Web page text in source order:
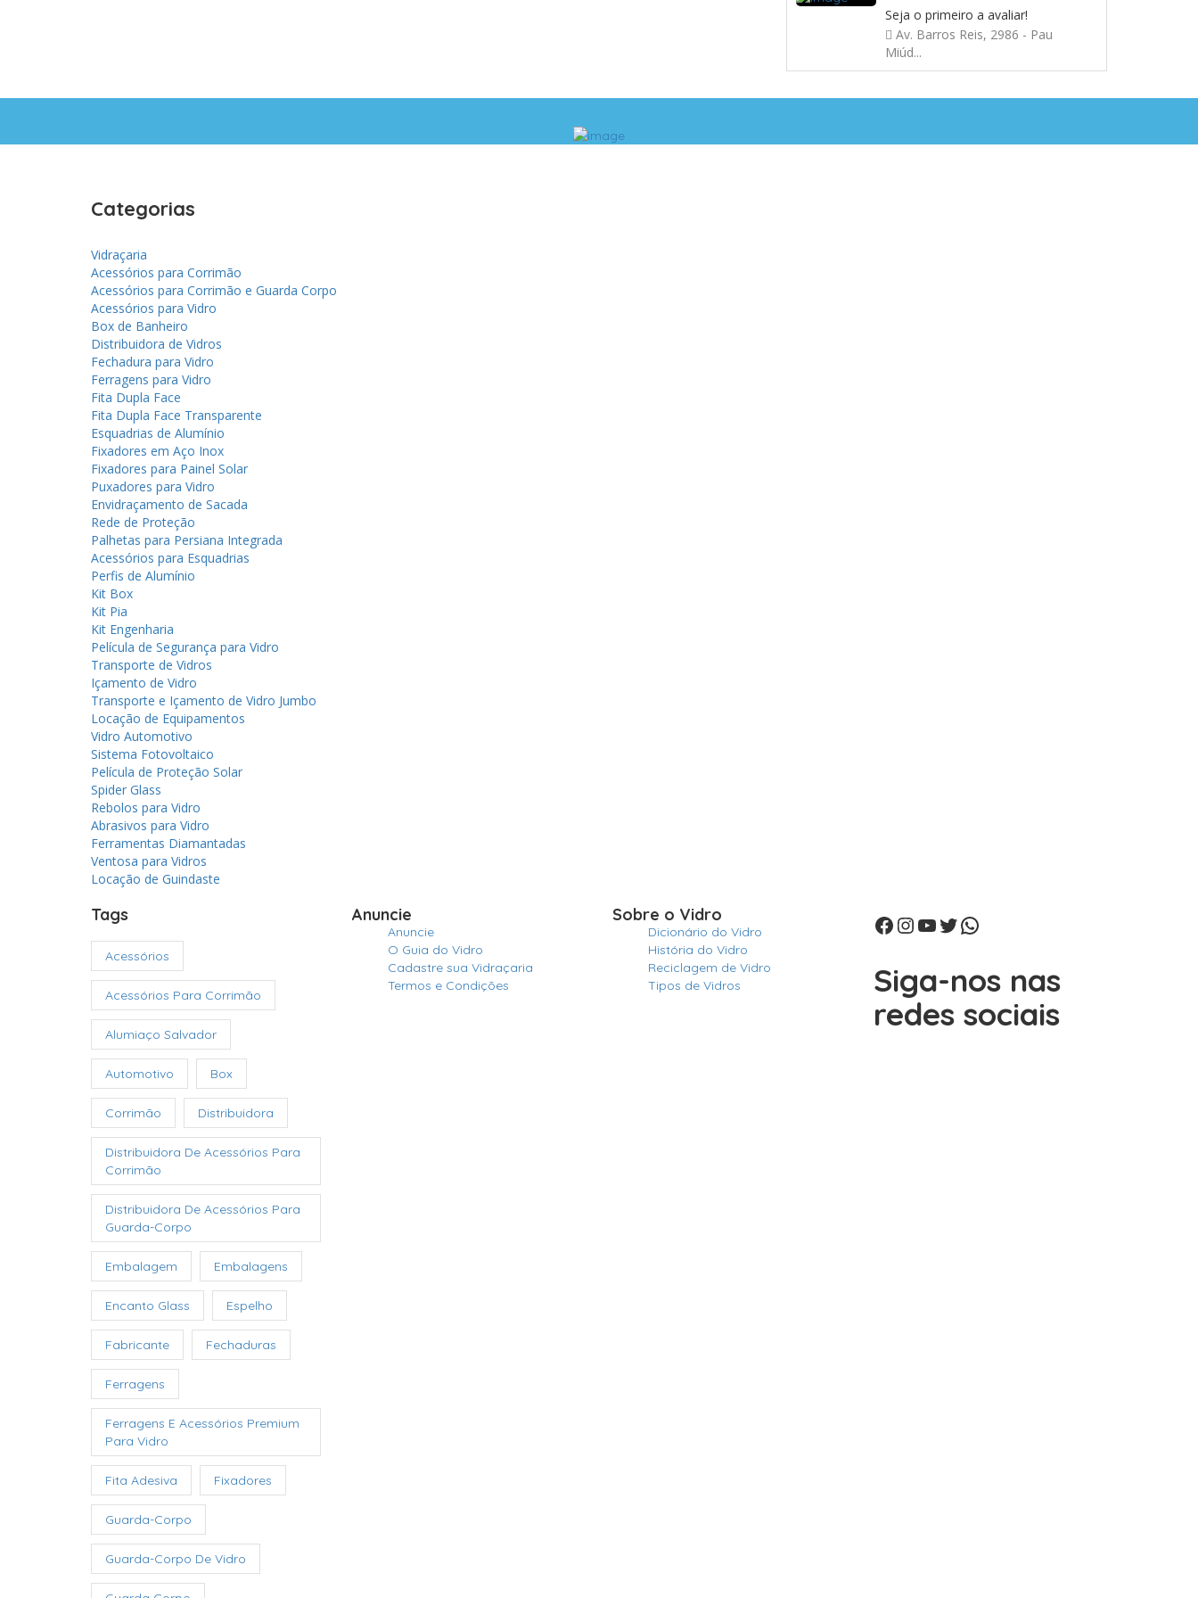
Seja o primeiro a avaliar!
Av. Barros Reis, 2986 - Pau
Miúd...
Categorias
Vidraçaria
Acessórios para Corrimão
Acessórios para Corrimão e Guarda Corpo
Acessórios para Vidro
Box de Banheiro
Distribuidora de Vidros
Fechadura para Vidro
Ferragens para Vidro
Fita Dupla Face
Fita Dupla Face Transparente
Esquadrias de Alumínio
Fixadores em Aço Inox
Fixadores para Painel Solar
Puxadores para Vidro
Envidraçamento de Sacada
Rede de Proteção
Palhetas para Persiana Integrada
Acessórios para Esquadrias
Perfis de Alumínio
Kit Box
Kit Pia
Kit Engenharia
Película de Segurança para Vidro
Transporte de Vidros
Içamento de Vidro
Transporte e Içamento de Vidro Jumbo
Locação de Equipamentos
Vidro Automotivo
Sistema Fotovoltaico
Película de Proteção Solar
Spider Glass
Rebolos para Vidro
Abrasivos para Vidro
Ferramentas Diamantadas
Ventosa para Vidros
Locação de Guindaste
Tags
Acessórios
Acessórios Para Corrimão
Alumiaço Salvador
Automotivo Box
Corrimão Distribuidora
Distribuidora De Acessórios Para
Corrimão
Distribuidora De Acessórios Para
Guarda-Corpo
Embalagem Embalagens
Encanto Glass Espelho
Fabricante Fechaduras
Ferragens
Ferragens E Acessórios Premium
Para Vidro
Fita Adesiva Fixadores
Guarda-Corpo
Guarda-Corpo De Vidro
Anuncie
Anuncie
O Guia do Vidro
Cadastre sua Vidraçaria
Termos e Condições
Sobre o Vidro
Dicionário do Vidro
História do Vidro
Reciclagem de Vidro
Tipos de Vidros
Facebook
Instagram
Youtube
Twitter
WhatsApp
Siga-nos nas
redes sociais